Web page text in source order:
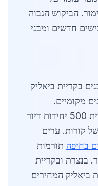
הביקוש הגבוה
חדשים ומבני
למבנים בקריית ביאליק
מקומיים.
הפרויקטים הגדולים כוללים בניית 500 יחידות דיור
קורות. ערים
בחיפה תורמות
בנצרת ובקריית
ביאליק המחירים